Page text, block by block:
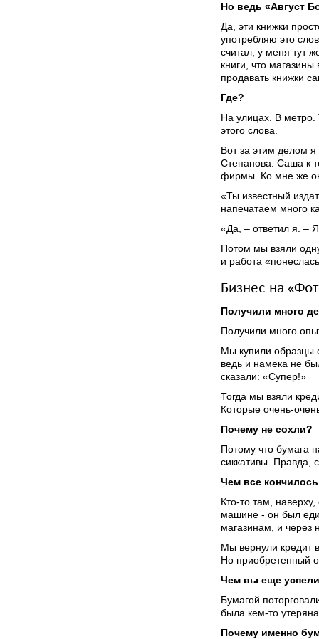
Но ведь «Август
Да, эти книжки
употребляю это
считал, у меня тут
книги, что
продавать книжки
Где?
На улицах. В метро.
этого слова.
Вот за этим делом
Степанова. Саша к
фирмы. Ко мне же
«Ты известный
напечатаем много
«Да, – ответил я. –
Потом мы взяли
и работа
Бизнес на
Получили много
Получили много
Мы купили образцы
ведь и намека не
сказали: «Супер!»
Тогда мы взяли
Которые очень-
Почему не сохли?
Потому что бумага
сиккативы. Правда,
Чем все
Кто-то там,
машине - он был
магазинам, и через
Мы вернули кредит
Но приобретенный
Чем вы еще успели
Бумагой
была кем-то
Почему именно